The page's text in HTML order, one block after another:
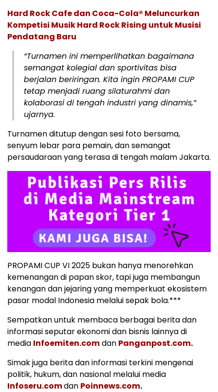
Hard Rock Cafe dan Coca-Cola® Meluncurkan
Kompetisi Musik Hard Rock Rising untuk Musisi
Pendatang Baru
“Turnamen ini memperlihatkan bagaimana
semangat kolegial dan sportivitas bisa
berjalan beriringan. Kita ingin PROPAMI CUP
tetap menjadi ruang silaturahmi dan
kolaborasi di tengah industri yang dinamis,”
ujarnya.
Turnamen ditutup dengan sesi foto bersama,
senyum lebar para pemain, dan semangat
persaudaraan yang terasa di tengah malam Jakarta.
PROPAMI CUP VI 2025 bukan hanya menorehkan
kemenangan di papan skor, tapi juga membangun
kenangan dan jejaring yang memperkuat ekosistem
pasar modal Indonesia melalui sepak bola.***
Sempatkan untuk membaca berbagai berita dan
informasi seputar ekonomi dan bisnis lainnya di
media Infoemiten.comdan Panganpost.com.
Simak juga berita dan informasi terkini mengenai
politik, hukum, dan nasional melalui media
Infoseru.comdan Poinnews.com.